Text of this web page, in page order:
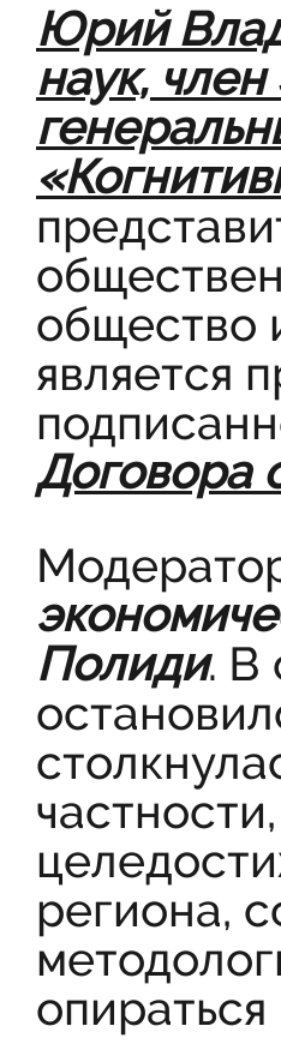
Юрий
наук,
общество
является
Договора
Полиди. В
региона,